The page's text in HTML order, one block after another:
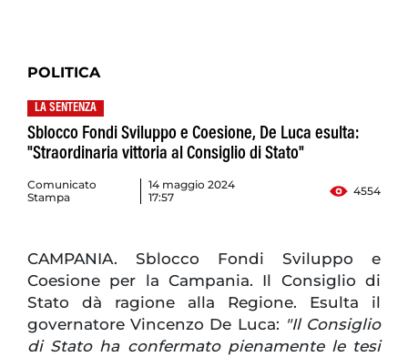
POLITICA
LA SENTENZA
Sblocco Fondi Sviluppo e Coesione, De Luca esulta:
"Straordinaria vittoria al Consiglio di Stato"
Comunicato
Stampa
14 maggio 2024
17:57
4554
CAMPANIA. Sblocco Fondi Sviluppo e
Coesione per la Campania. Il Consiglio di
Stato dà ragione alla Regione. Esulta il
governatore Vincenzo De Luca: "Il Consiglio
di Stato ha confermato pienamente le tesi